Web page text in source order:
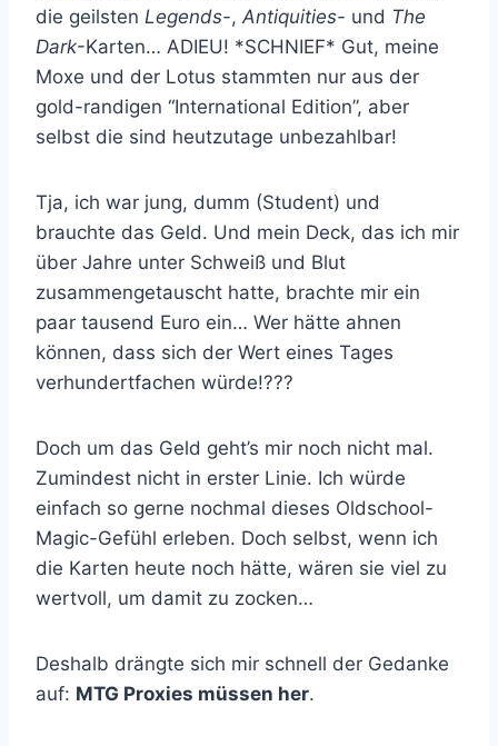
die geilsten Legends-, Antiquities- und The
Dark-Karten… ADIEU! *SCHNIEF* Gut, meine
Moxe und der Lotus stammten nur aus der
gold-randigen “International Edition”, aber
selbst die sind heutzutage unbezahlbar!
Tja, ich war jung, dumm (Student) und
brauchte das Geld. Und mein Deck, das ich mir
über Jahre unter Schweiß und Blut
zusammengetauscht hatte, brachte mir ein
paar tausend Euro ein… Wer hätte ahnen
können, dass sich der Wert eines Tages
verhundertfachen würde!???
Doch um das Geld geht’s mir noch nicht mal.
Zumindest nicht in erster Linie. Ich würde
einfach so gerne nochmal dieses Oldschool-
Magic-Gefühl erleben. Doch selbst, wenn ich
die Karten heute noch hätte, wären sie viel zu
wertvoll, um damit zu zocken…
Deshalb drängte sich mir schnell der Gedanke
auf: MTG Proxies müssen her.